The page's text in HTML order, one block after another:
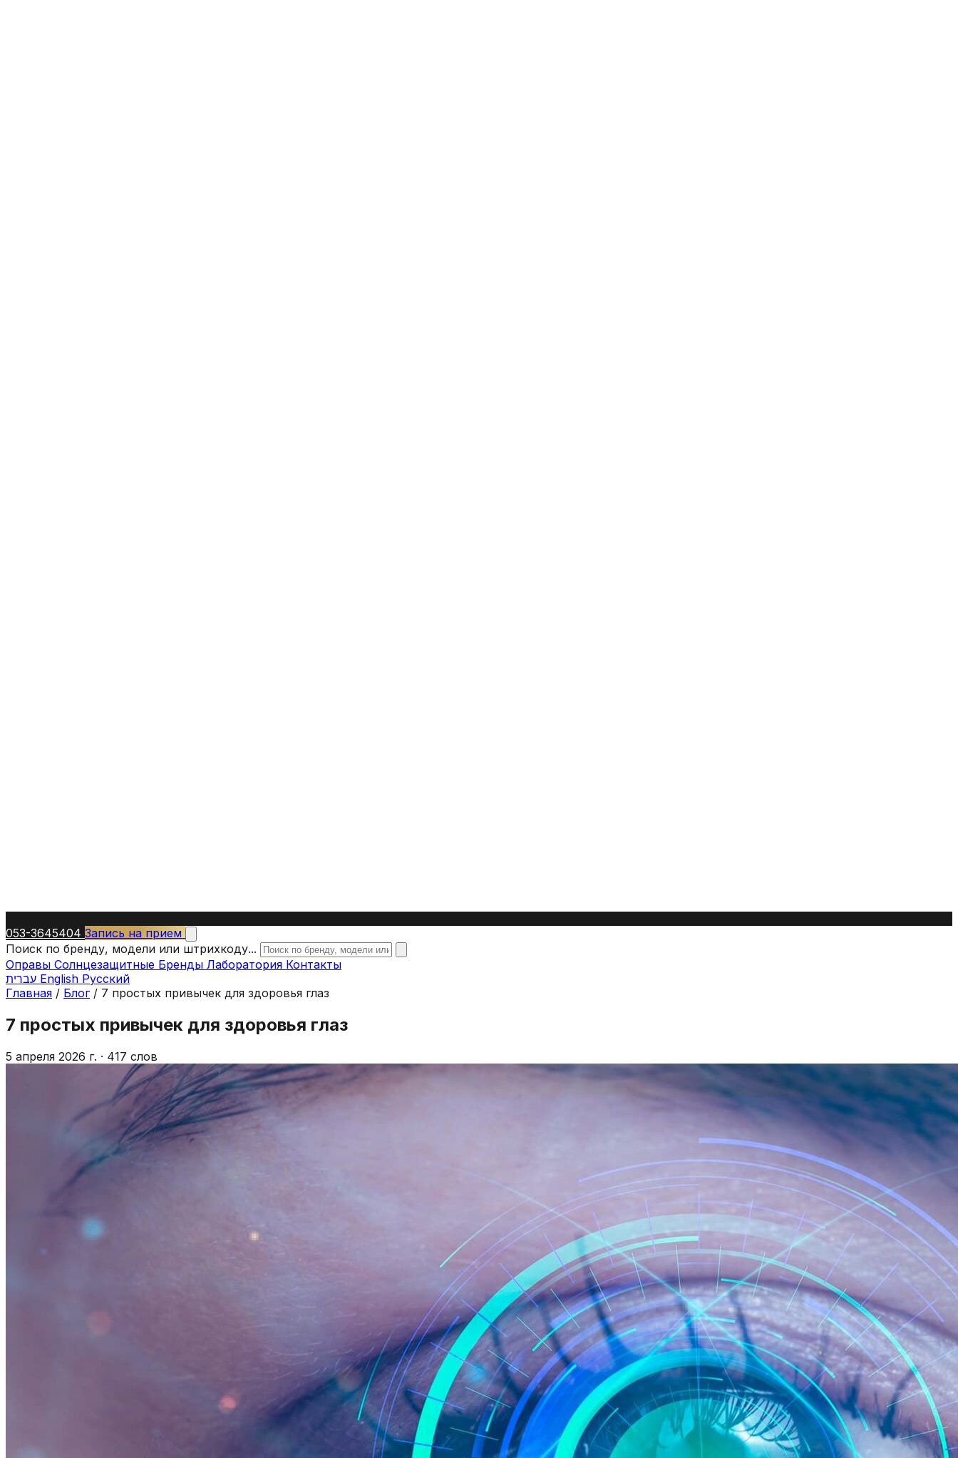
053-3645404 Запись на прием
Поиск по бренду, модели или штрихкоду...
Оправы Солнцезащитные Бренды Лаборатория Контакты
English Русский
Главная / Блог / 7 простых привычек для здоровья глаз
7 простых привычек для здоровья глаз
5 апреля 2026 г. · 417 слов